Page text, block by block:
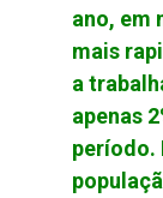
ano, em
mais
a
apenas
período.